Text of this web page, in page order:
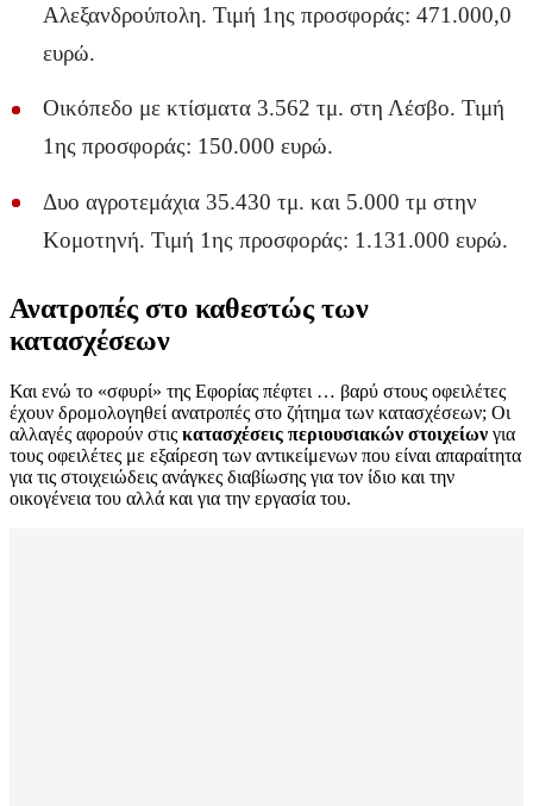
Αλεξανδρούπολη. Τιμή 1ης προσφοράς: 471.000,0
ευρώ.
Οικόπεδο με κτίσματα 3.562 τμ. στη Λέσβο. Τιμή
1ης προσφοράς: 150.000 ευρώ.
Δυο αγροτεμάχια 35.430 τμ. και 5.000 τμ στην
Κομοτηνή. Τιμή 1ης προσφοράς: 1.131.000 ευρώ.
Ανατροπές στο καθεστώς των
κατασχέσεων
Και ενώ το «σφυρί» της Εφορίας πέφτει … βαρύ στους οφειλέτες
έχουν δρομολογηθεί ανατροπές στο ζήτημα των κατασχέσεων; Οι
αλλαγές αφορούν στις κατασχέσεις περιουσιακών στοιχείων για
τους οφειλέτες με εξαίρεση των αντικείμενων που είναι απαραίτητα
για τις στοιχειώδεις ανάγκες διαβίωσης για τον ίδιο και την
οικογένεια του αλλά και για την εργασία του.